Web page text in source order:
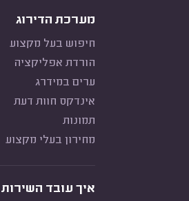
מערכת הדירוג
חיפוש בעל מקצוע
הורדת אפליקציה
ערים במידרג
אינדקס חוות דעת
תמונות
מחירון בעלי מקצוע
איך עובד השירות